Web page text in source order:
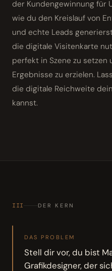
der Kundengewinnung für
wie du den Kreislauf von
und echte Leads
die digitale Visitenkarte
perfekt in Szene zu
Ergebnisse zu erzielen.
die digitale Reichweite
kannst.
III DER KERN
DAS PROBLEM
Stell dir vor, du bist
Grafikdesigner, der